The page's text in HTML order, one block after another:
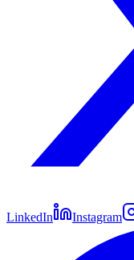
LinkedIn Instagram